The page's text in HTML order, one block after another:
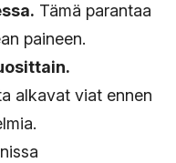
Tämä parantaa
paineen.
alkavat viat ennen